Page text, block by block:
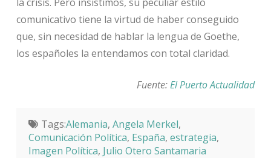
comunicativo tiene la virtud de haber conseguido
que, sin necesidad de hablar la lengua de Goethe,
los españoles la entendamos con total claridad.
Fuente:El Puerto Actualidad
Tags:Alemania, Angela Merkel,
Comunicación Política, España, estrategia,
Imagen Política, Julio Otero Santamaria